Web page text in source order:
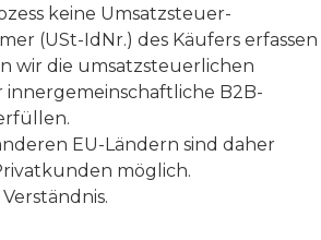
keine Umsatzsteuer-
(USt-IdNr.) des Käufers erfassen
wir die umsatzsteuerlichen
B2B-
EU-Ländern sind daher
möglich.